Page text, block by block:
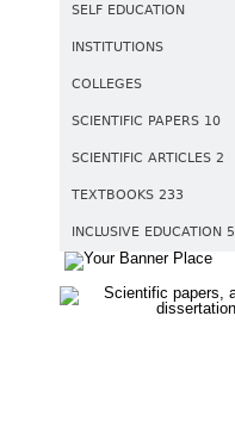
SELF EDUCATION
INSTITUTIONS
COLLEGES
SCIENTIFIC PAPERS 10
SCIENTIFIC ARTICLES 2
TEXTBOOKS 233
INCLUSIVE EDUCATION 5